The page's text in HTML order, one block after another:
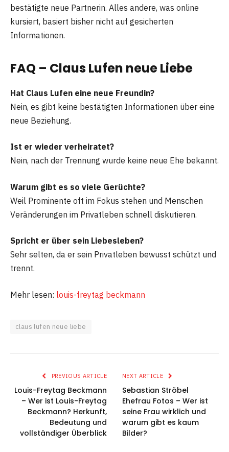
bestätigte neue Partnerin. Alles andere, was online
kursiert, basiert bisher nicht auf gesicherten
Informationen.
FAQ – Claus Lufen neue Liebe
Hat Claus Lufen eine neue Freundin?
Nein, es gibt keine bestätigten Informationen über eine
neue Beziehung.
Ist er wieder verheiratet?
Nein, nach der Trennung wurde keine neue Ehe bekannt.
Warum gibt es so viele Gerüchte?
Weil Prominente oft im Fokus stehen und Menschen
Veränderungen im Privatleben schnell diskutieren.
Spricht er über sein Liebesleben?
Sehr selten, da er sein Privatleben bewusst schützt und
trennt.
Mehr lesen: louis-freytag beckmann
claus lufen neue liebe
PREVIOUS ARTICLE
Louis-Freytag Beckmann
– Wer ist Louis-Freytag
Beckmann? Herkunft,
Bedeutung und
vollständiger Überblick
NEXT ARTICLE
Sebastian Ströbel
Ehefrau Fotos – Wer ist
seine Frau wirklich und
warum gibt es kaum
Bilder?